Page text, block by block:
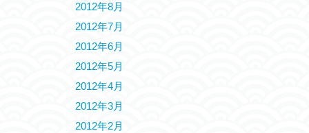
2012年8月
2012年7月
2012年6月
2012年5月
2012年4月
2012年3月
2012年2月